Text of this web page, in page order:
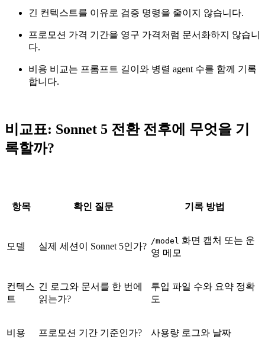
긴 컨텍스트를 이유로 검증 명령을 줄이지 않습니다.
프로모션 가격 기간을 영구 가격처럼 문서화하지 않습니
다.
비용 비교는 프롬프트 길이와 병렬 agent 수를 함께 기록
합니다.
비교표: Sonnet 5 전환 전후에 무엇을 기
록할까?
항목 확인 질문 기록 방법
모델 실제 세션이 Sonnet 5인가?
/model 화면 캡처 또는 운
영 메모
컨텍스
트
긴 로그와 문서를 한 번에
읽는가?
투입 파일 수와 요약 정확
도
비용 프로모션 기간 기준인가? 사용량 로그와 날짜